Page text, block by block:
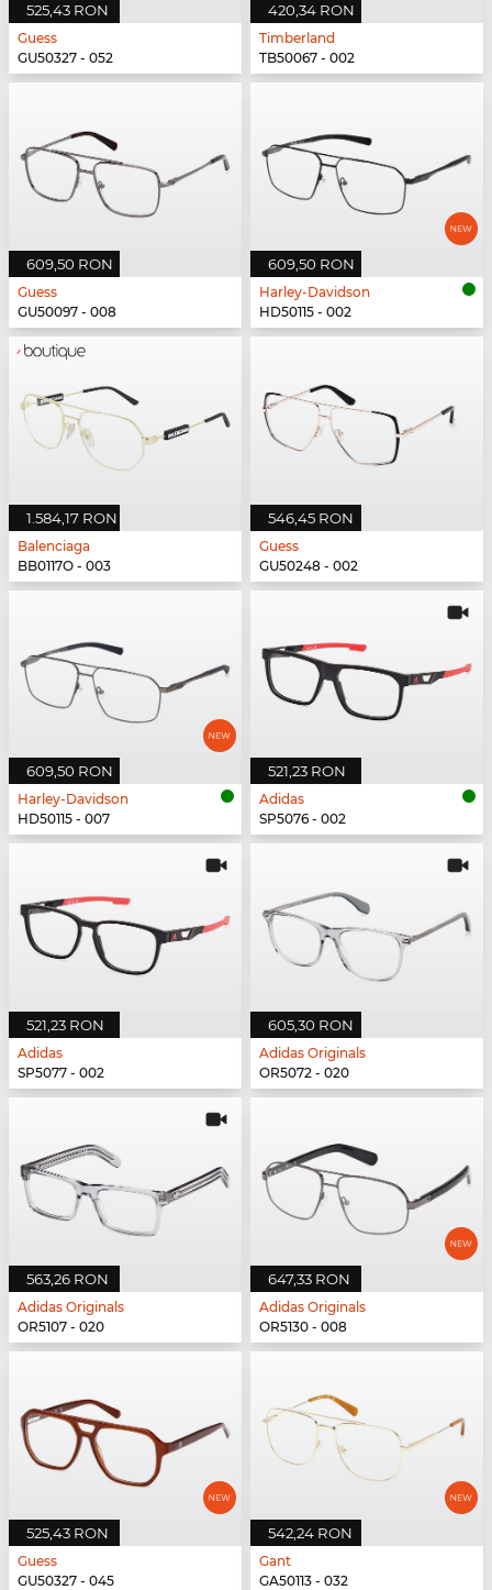
525,43 RON
Guess
GU50327 - 052
420,34 RON
Timberland
TB50067 - 002
609,50 RON
Guess
GU50097 - 008
609,50 RON
Harley-Davidson
HD50115 - 002
1.584,17 RON
Balenciaga
BB0117O - 003
546,45 RON
Guess
GU50248 - 002
609,50 RON
Harley-Davidson
HD50115 - 007
521,23 RON
Adidas
SP5076 - 002
521,23 RON
Adidas
SP5077 - 002
605,30 RON
Adidas Originals
OR5072 - 020
563,26 RON
Adidas Originals
OR5107 - 020
647,33 RON
Adidas Originals
OR5130 - 008
525,43 RON
Guess
GU50327 - 045
542,24 RON
Gant
GA50113 - 032